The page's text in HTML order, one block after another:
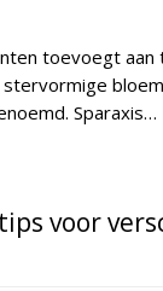
toevoegt aan
Sparaxis…
voor